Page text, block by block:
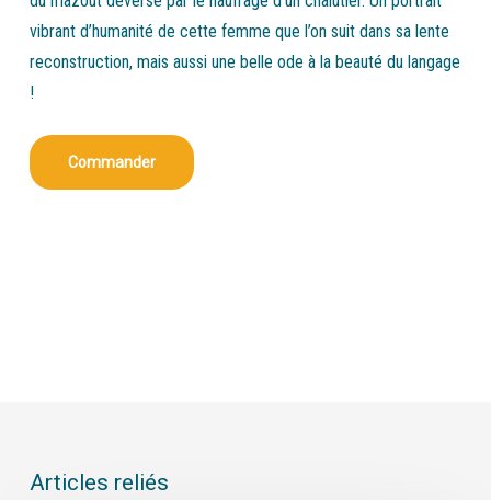
vibrant d’humanité de cette femme que l’on suit dans sa lente
reconstruction, mais aussi une belle ode à la beauté du langage
!
Commander
Articles reliés